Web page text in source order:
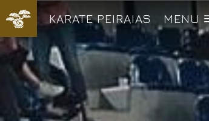
KARATE PEIRAIAS MENU